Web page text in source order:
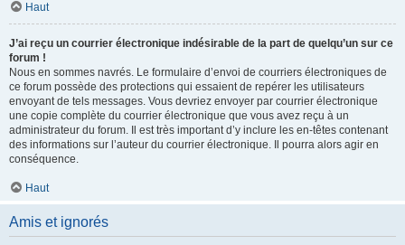
Haut
J’ai reçu un courrier électronique indésirable de la part de quelqu’un sur ce
forum !
Nous en sommes navrés. Le formulaire d’envoi de courriers électroniques de
ce forum possède des protections qui essaient de repérer les utilisateurs
envoyant de tels messages. Vous devriez envoyer par courrier électronique
une copie complète du courrier électronique que vous avez reçu à un
administrateur du forum. Il est très important d’y inclure les en-têtes contenant
des informations sur l’auteur du courrier électronique. Il pourra alors agir en
conséquence.
Haut
Amis et ignorés